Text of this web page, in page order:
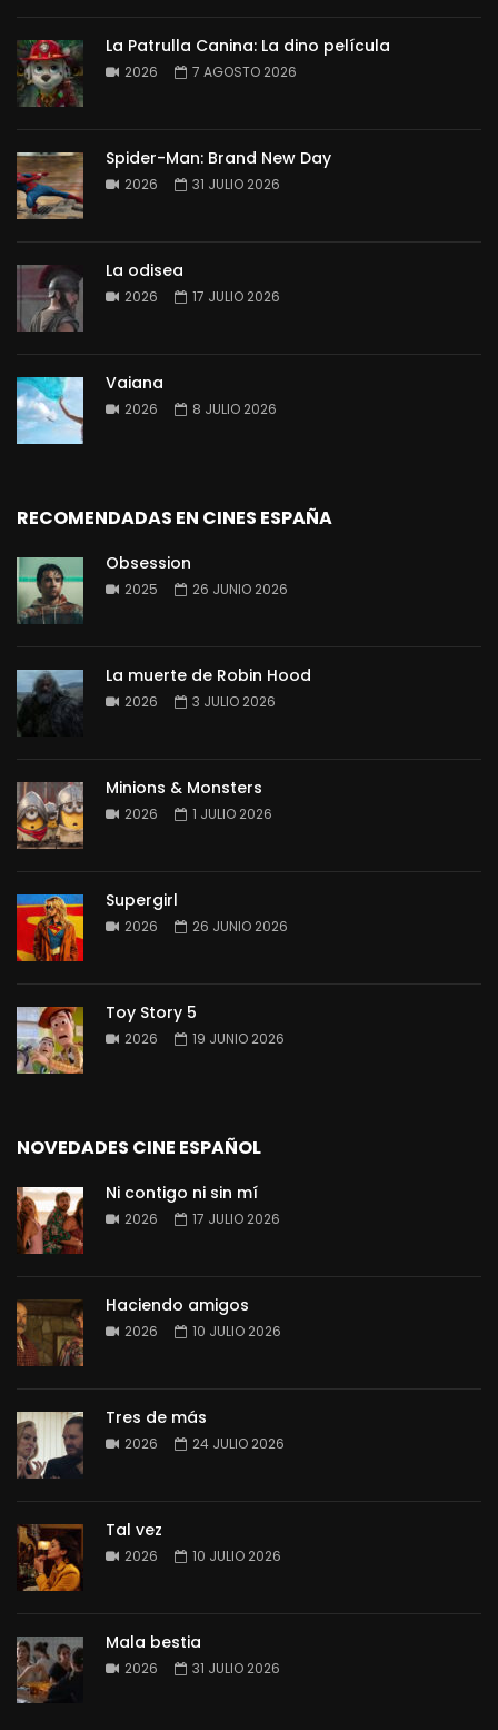
La Patrulla Canina: La dino película
2026 7 AGOSTO 2026
Spider-Man: Brand New Day
2026 31 JULIO 2026
La odisea
2026 17 JULIO 2026
Vaiana
2026 8 JULIO 2026
RECOMENDADAS EN CINES ESPAÑA
Obsession
2025 26 JUNIO 2026
La muerte de Robin Hood
2026 3 JULIO 2026
Minions & Monsters
2026 1 JULIO 2026
Supergirl
2026 26 JUNIO 2026
Toy Story 5
2026 19 JUNIO 2026
NOVEDADES CINE ESPAÑOL
Ni contigo ni sin mí
2026 17 JULIO 2026
Haciendo amigos
2026 10 JULIO 2026
Tres de más
2026 24 JULIO 2026
Tal vez
2026 10 JULIO 2026
Mala bestia
2026 31 JULIO 2026